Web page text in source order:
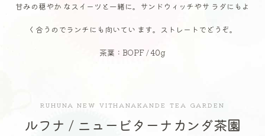
甘みの穏やか なスイーツと一緒に。サンドウィッチやサ ラダにもよ
く合うのでランチにも向いてい ます。ストレートでどうぞ。
茶葉：BOPF / 40g
ルフナ / ニュービターナカンダ茶園
RUHUNA NEW VITHANAKANDE TEA GARDEN